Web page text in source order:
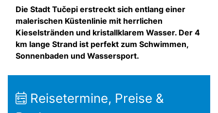
Die Stadt Tučepi erstreckt sich entlang einer
malerischen Küstenlinie mit herrlichen
Kieselstränden und kristallklarem Wasser. Der 4
km lange Strand ist perfekt zum Schwimmen,
Sonnenbaden und Wassersport.
Reisetermine, Preise &